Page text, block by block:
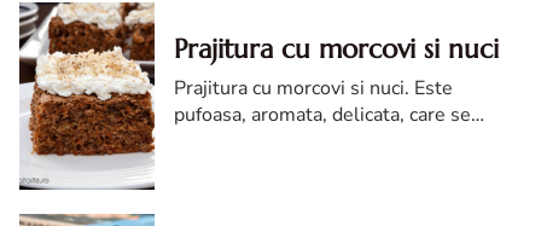
Prajitura cu morcovi si nuci
Prajitura cu morcovi si nuci. Este
pufoasa, aromata, delicata, care se